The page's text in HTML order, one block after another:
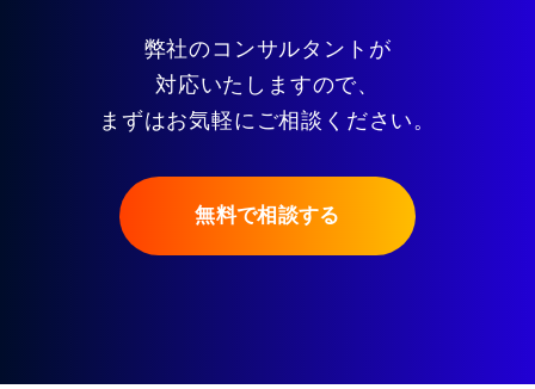
弊社のコンサルタントが
対応いたしますので、
まずはお気軽にご相談ください。
無料で相談する